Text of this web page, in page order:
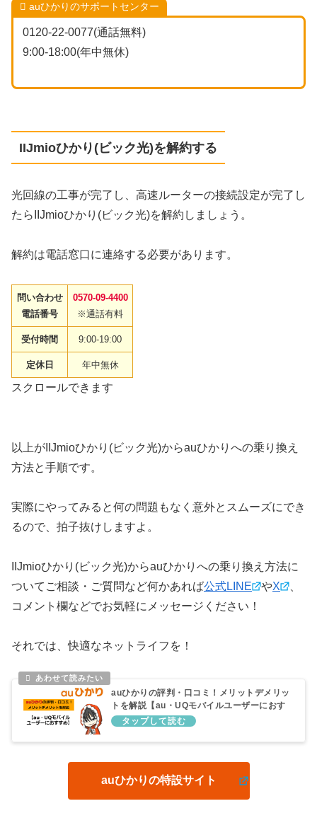
auひかりのサポートセンター
0120-22-0077(通話無料)
9:00-18:00(年中無休)
IIJmioひかり(ビック光)を解約する
光回線の工事が完了し、高速ルーターの接続設定が完了し
たらIIJmioひかり(ビック光)を解約しましょう。
解約は電話窓口に連絡する必要があります。
問い合わせ
電話番号
0570-09-4400
※通話有料
受付時間 9:00-19:00
定休日 年中無休
スクロールできます
以上がIIJmioひかり(ビック光)からauひかりへの乗り換え
方法と手順です。
実際にやってみると何の問題もなく意外とスムーズにでき
るので、拍子抜けしますよ。
IIJmioひかり(ビック光)からauひかりへの乗り換え方法に
ついてご相談・ご質問など何かあれば公式LINE やX
コメント欄などでお気軽にメッセージください！
それでは、快適なネットライフを！
auひかりの評判・口コミ！メリットデメリッ
トを解説【au・UQモバイルユーザーにおす
すめ】
auひかりの特設サイト